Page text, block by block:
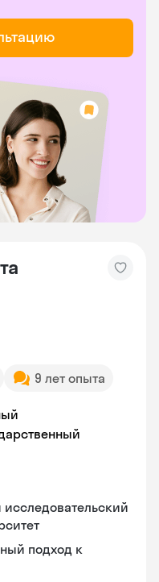
9 лет опыта
подход к